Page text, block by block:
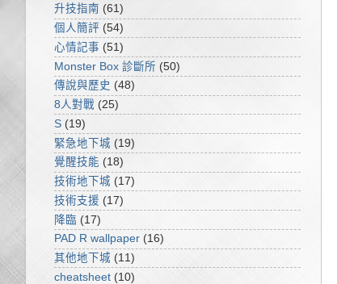
升技指南 (61)
個人簡評 (54)
心情記事 (51)
Monster Box 診斷所 (50)
傳說與歷史 (48)
8人對戰 (25)
S (19)
緊急地下城 (19)
覺醒技能 (18)
技術地下城 (17)
技術支援 (17)
降臨 (17)
PAD R wallpaper (16)
其他地下城 (11)
cheatsheet (10)